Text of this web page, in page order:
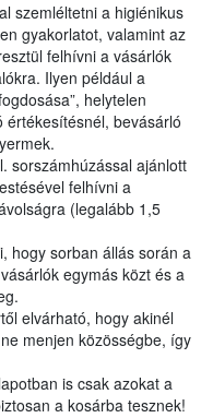
szemléltetni a higiénikus
gyakorlatot, valamint az
felhívni a vásárlók
Ilyen például a
helytelen
értékesítésnél, bevásárló
sorszámhúzással ajánlott
felhívni a
(legalább 1,5
hogy sorban állás során a
egymás közt és a
elvárható, hogy akinél
menjen közösségbe, így
is csak azokat a
a kosárba tesznek!